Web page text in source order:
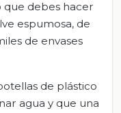
que debes hacer
espumosa, de
de envases
de plástico
agua y que una